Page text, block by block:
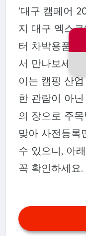
'대구 캠페어
지 대구 엑스
터 차박용품,
서 만나보세요.
이는 캠핑 산
한 관람이 아
의 장으로 주
맞아 사전등록
수 있으니, 아
꼭 확인하세요.